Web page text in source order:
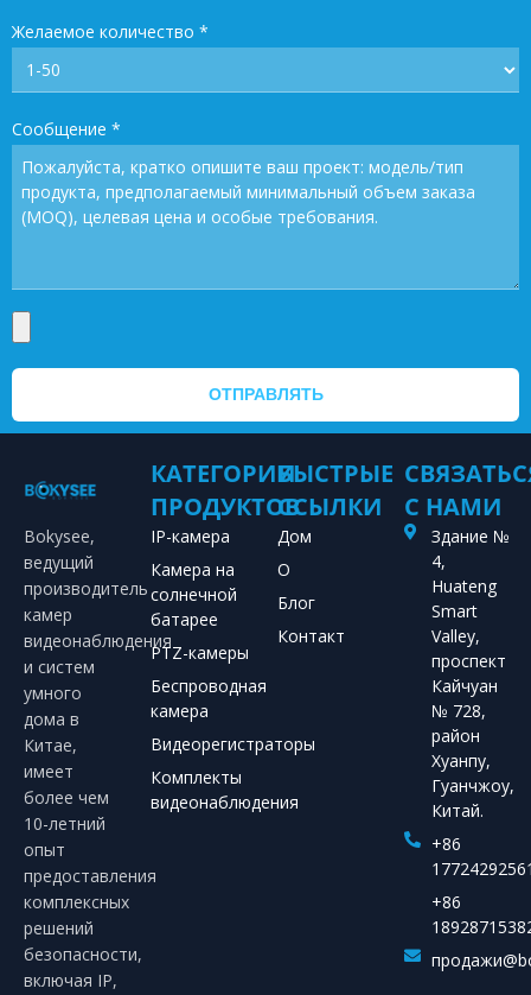
Желаемое количество *
Сообщение *
ОТПРАВЛЯТЬ
Bokysee,
ведущий
производитель
камер
видеонаблюдения
и систем
умного
дома в
Китае,
имеет
более чем
10-летний
опыт
предоставления
комплексных
решений
безопасности,
включая IP,
КАТЕГОРИИ
ПРОДУКТОВ
IP-камера
Камера на
солнечной
батарее
PTZ-камеры
Беспроводная
камера
Видеорегистраторы
Комплекты
видеонаблюдения
БЫСТРЫЕ
ССЫЛКИ
Дом
О
Блог
Контакт
С НАМИ
Здание №
4,
Huateng
Smart
Valley,
проспект
Кайчуан
№ 728,
район
Хуанпу,
Гуанчжоу,
Китай.
+86
+86